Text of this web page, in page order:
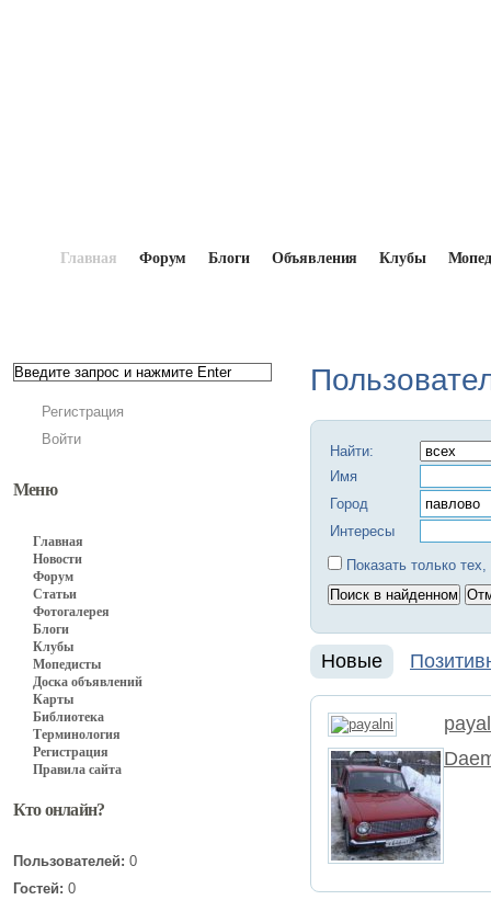
Главная Форум Блоги Объявления Клубы
Регистрация
Войти
Меню
Главная
Новости
Форум
Статьи
Фотогалерея
Блоги
Клубы
Мопедисты
Доска объявлений
Карты
Библиотека
Терминология
Регистрация
Правила сайта
Кто онлайн?
Пользователей: 0
Гостей: 0
Найти:
Имя
Город
Интересы
Показать только
Новые